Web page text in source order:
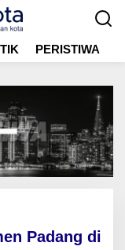
PERISTIWA
Padang di